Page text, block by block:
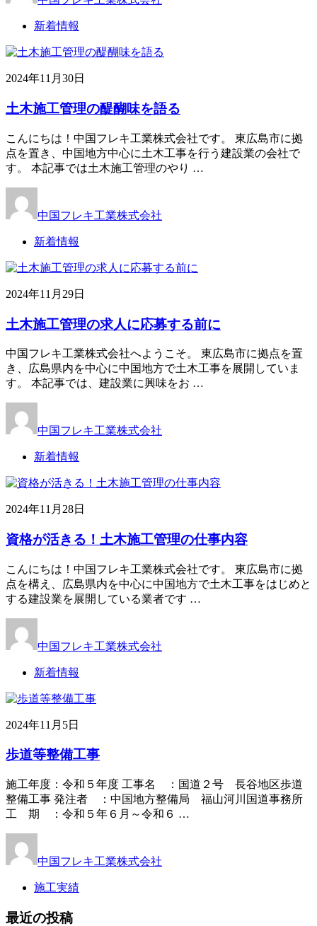
新着情報
2024年11月30日
土木施工管理の醍醐味を語る
こんにちは！中国フレキ工業株式会社です。 東広島市に拠
点を置き、中国地方中心に土木工事を行う建設業の会社で
す。 本記事では土木施工管理のやり …
中国フレキ工業株式会社
新着情報
2024年11月29日
土木施工管理の求人に応募する前に
中国フレキ工業株式会社へようこそ。 東広島市に拠点を置
き、広島県内を中心に中国地方で土木工事を展開していま
す。 本記事では、建設業に興味をお …
中国フレキ工業株式会社
新着情報
2024年11月28日
資格が活きる！土木施工管理の仕事内容
こんにちは！中国フレキ工業株式会社です。 東広島市に拠
点を構え、広島県内を中心に中国地方で土木工事をはじめと
する建設業を展開している業者です …
中国フレキ工業株式会社
新着情報
2024年11月5日
歩道等整備工事
施工年度：令和５年度 工事名 ：国道２号 長谷地区歩道
整備工事 発注者 ：中国地方整備局 福山河川国道事務所
工 期 ：令和５年６月～令和６ …
中国フレキ工業株式会社
施工実績
最近の投稿